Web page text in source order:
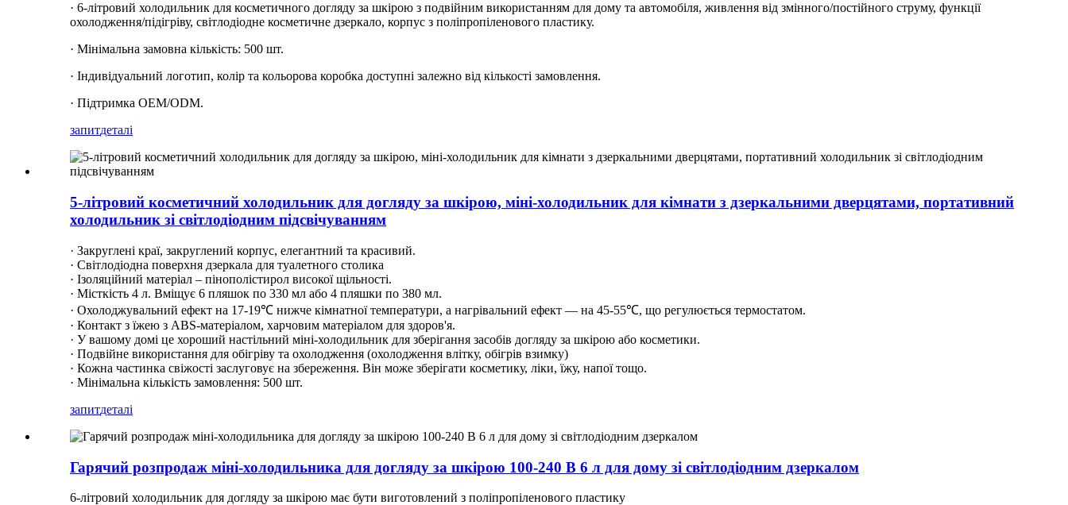
· 6-літровий холодильник для косметичного догляду за шкірою з подвійним використанням для дому та автомобіля, живлення від змінного/постійного струму, функції
охолодження/підігріву, світлодіодне косметичне дзеркало, корпус з поліпропіленового пластику.
· Мінімальна замовна кількість: 500 шт.
· Індивідуальний логотип, колір та кольорова коробка доступні залежно від кількості замовлення.
· Підтримка OEM/ODM.
запитдеталі
5-літровий косметичний холодильник для догляду за шкірою, міні-холодильник для кімнати з дзеркальними дверцятами, портативний
холодильник зі світлодіодним підсвічуванням
· Закруглені краї, закруглений корпус, елегантний та красивий.
· Світлодіодна поверхня дзеркала для туалетного столика
· Ізоляційний матеріал – пінополістирол високої щільності.
· Місткість 4 л. Вміщує 6 пляшок по 330 мл або 4 пляшки по 380 мл.
· Охолоджувальний ефект на 17-19℃ нижче кімнатної температури, а нагрівальний ефект — на 45-55℃, що регулюється термостатом.
· Контакт з їжею з ABS-матеріалом, харчовим матеріалом для здоров'я.
· У вашому домі це хороший настільний міні-холодильник для зберігання засобів догляду за шкірою або косметики.
· Подвійне використання для обігріву та охолодження (охолодження влітку, обігрів взимку)
· Кожна частинка свіжості заслуговує на збереження. Він може зберігати косметику, ліки, їжу, напої тощо.
· Мінімальна кількість замовлення: 500 шт.
запитдеталі
Гарячий розпродаж міні-холодильника для догляду за шкірою 100-240 В 6 л для дому зі світлодіодним дзеркалом
6-літровий холодильник для догляду за шкірою має бути виготовлений з поліпропіленового пластику